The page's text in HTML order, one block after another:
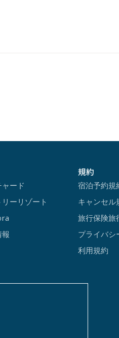
ード
リーリゾート
報
規約
宿泊予約規
キャンセル
旅行保険旅
プライバシ
利用規約